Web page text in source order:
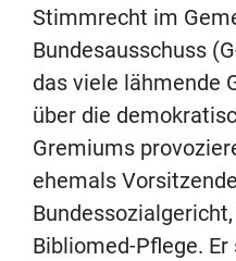
Stimmrecht im
Bundesausschuss
das viele lähmende
über die
Gremiums
ehemals
Bibliomed-Pflege.